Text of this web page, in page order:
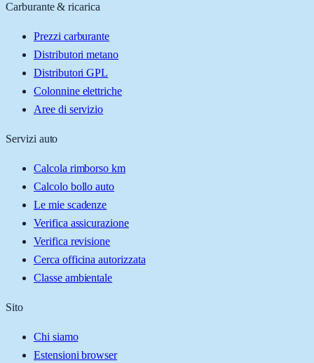
Carburante & ricarica
Prezzi carburante
Distributori metano
Distributori GPL
Colonnine elettriche
Aree di servizio
Servizi auto
Calcola rimborso km
Calcolo bollo auto
Le mie scadenze
Verifica assicurazione
Verifica revisione
Cerca officina autorizzata
Classe ambientale
Sito
Chi siamo
Estensioni browser